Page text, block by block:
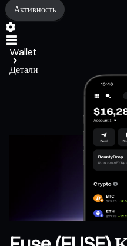
Активность
Wallet
Детали